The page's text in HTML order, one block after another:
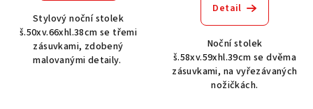
Stylový noční stolek
š.50xv.66xhl.38cm se třemi
zásuvkami, zdobený
malovanými detaily.
Detail
Noční stolek
š.58xv.59xhl.39cm se dvěma
zásuvkami, na vyřezávaných
nožičkách.